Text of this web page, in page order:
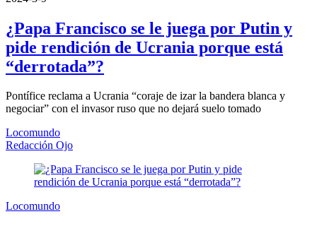
¿Papa Francisco se le juega por Putin y
pide rendición de Ucrania porque está
“derrotada”?
Pontífice reclama a Ucrania “coraje de izar la bandera blanca y
negociar” con el invasor ruso que no dejará suelo tomado
Locomundo
Redacción Ojo
Locomundo